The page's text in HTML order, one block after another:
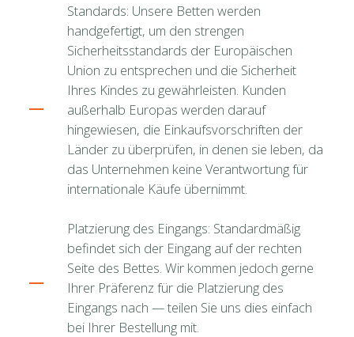
Standards: Unsere Betten werden
handgefertigt, um den strengen
Sicherheitsstandards der Europäischen
Union zu entsprechen und die Sicherheit
Ihres Kindes zu gewährleisten. Kunden
außerhalb Europas werden darauf
hingewiesen, die Einkaufsvorschriften der
Länder zu überprüfen, in denen sie leben, da
das Unternehmen keine Verantwortung für
internationale Käufe übernimmt.
Platzierung des Eingangs: Standardmäßig
befindet sich der Eingang auf der rechten
Seite des Bettes. Wir kommen jedoch gerne
Ihrer Präferenz für die Platzierung des
Eingangs nach — teilen Sie uns dies einfach
bei Ihrer Bestellung mit.